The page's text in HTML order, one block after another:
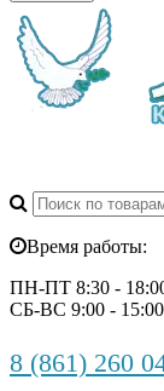
Время работы:
ПН-ПТ 8:30 -
СБ-ВС 9:00 - 15:00
8 (861) 260